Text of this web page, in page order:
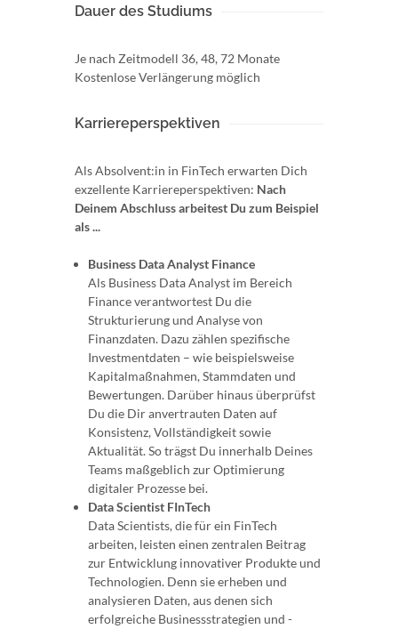
Dauer des Studiums
Je nach Zeitmodell 36, 48, 72 Monate
Kostenlose Verlängerung möglich
Karriereperspektiven
Als Absolvent:in in FinTech erwarten Dich
exzellente Karriereperspektiven: Nach
Deinem Abschluss arbeitest Du zum Beispiel
als ...
Business Data Analyst Finance
Als Business Data Analyst im Bereich
Finance verantwortest Du die
Strukturierung und Analyse von
Finanzdaten. Dazu zählen spezifische
Investmentdaten – wie beispielsweise
Kapitalmaßnahmen, Stammdaten und
Bewertungen. Darüber hinaus überprüfst
Du die Dir anvertrauten Daten auf
Konsistenz, Vollständigkeit sowie
Aktualität. So trägst Du innerhalb Deines
Teams maßgeblich zur Optimierung
digitaler Prozesse bei.
Data Scientist FInTech
Data Scientists, die für ein FinTech
arbeiten, leisten einen zentralen Beitrag
zur Entwicklung innovativer Produkte und
Technologien. Denn sie erheben und
analysieren Daten, aus denen sich
erfolgreiche Businessstrategien und -